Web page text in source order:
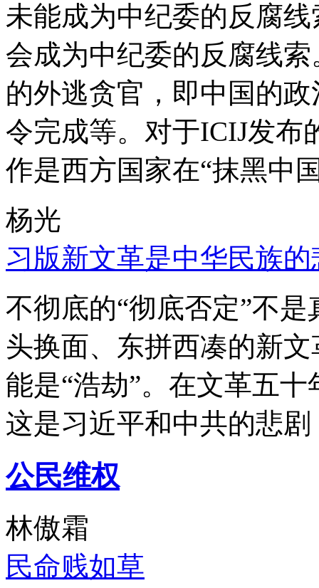
未能成为中纪委的反腐
会成为中纪委的反腐线
的外逃贪官，即中国的
令完成等。对于ICIJ发布
作是西方国家在“抹黑中
杨光
习版新文革是中华民族的
不彻底的“彻底否定”不
头换面、东拼西凑的新
能是“浩劫”。在文革五
这是习近平和中共的悲
公民维权
林傲霜
民命贱如草